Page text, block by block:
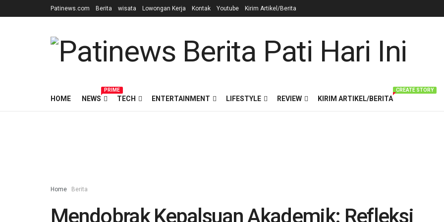
Patinews.com Berita wisata Lowongan Kerja Kontak Youtube Kirim Artikel/Berita
HOME NEWS
PRIME
TECH ENTERTAINMENT LIFESTYLE REVIEW KIRIM ARTIKEL/BERITA
CREATE STORY
Home Berita
Mendobrak Kepalsuan Akademik: Refleksi